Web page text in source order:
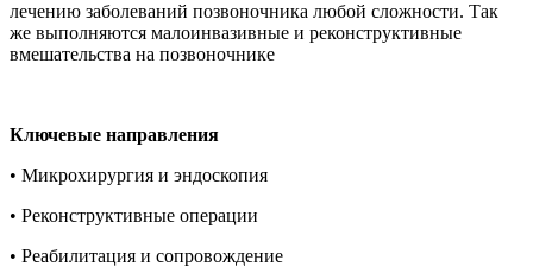
лечению заболеваний позвоночника любой сложности. Так
же выполняются малоинвазивные и реконструктивные
вмешательства на позвоночнике
Ключевые направления
• Микрохирургия и эндоскопия
• Реконструктивные операции
• Реабилитация и сопровождение